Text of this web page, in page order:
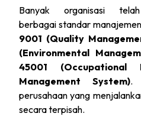
Banyak organisasi telah
berbagai standar
9001 (Quality
(Environmental
45001
Management System).
perusahaan yang
secara terpisah.